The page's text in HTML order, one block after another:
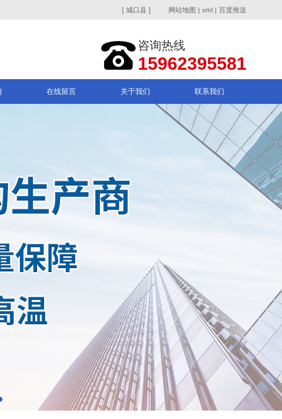
[ 城口县 ] 网站地图 | xml | 百度推送
咨询热线
15962395581
在线留言 关于我们 联系我们